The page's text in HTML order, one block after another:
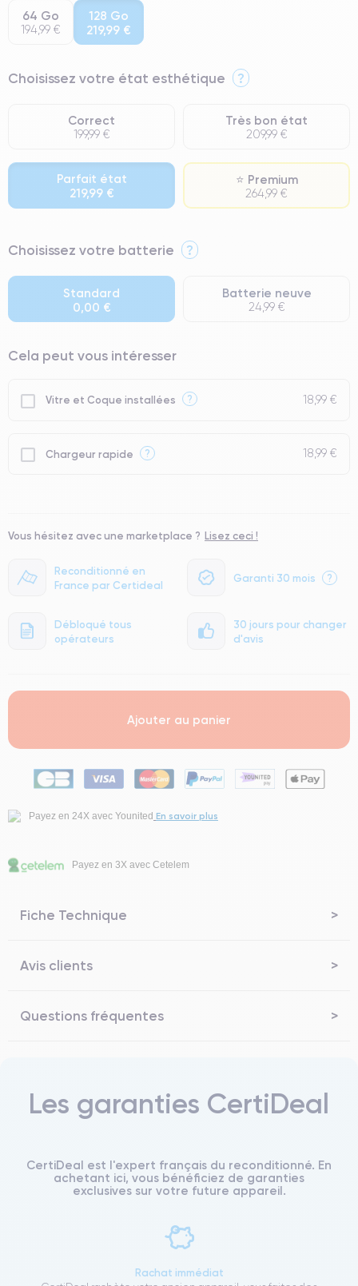
Reconditionné en
France par Certideal
Garanti 30 mois ?
Débloqué tous
opérateurs
30 jours pour changer
d'avis
64 Go
194,99 €
128 Go
219,99 €
Choisissez votre état esthétique ?
Correct
199,99 €
Très bon état
209,99 €
Parfait état
219,99 €
⭐ Premium
264,99 €
⭐ Premium
● Batterie : usage intensif.
● Seuls 5% de nos téléphones ont un grade Premium.
Choisissez votre batterie ?
Standard
0,00 €
Batterie neuve
24,99 €
Cela peut vous intéresser
Vitre et Coque installées ? 18,99 €
Chargeur rapide ? 18,99 €
Vous hésitez avec une marketplace ? Lisez ceci !
Ajouter au panier
Payez en 24X avec Younited En savoir plus
Payez en 3X avec Cetelem
Fiche Technique
Avis clients
Questions fréquentes
Les garanties CertiDeal
CertiDeal est l'expert français du reconditionné. En
achetant ici, vous bénéficiez de garanties
exclusives sur votre future appareil.
Rachat immédiat